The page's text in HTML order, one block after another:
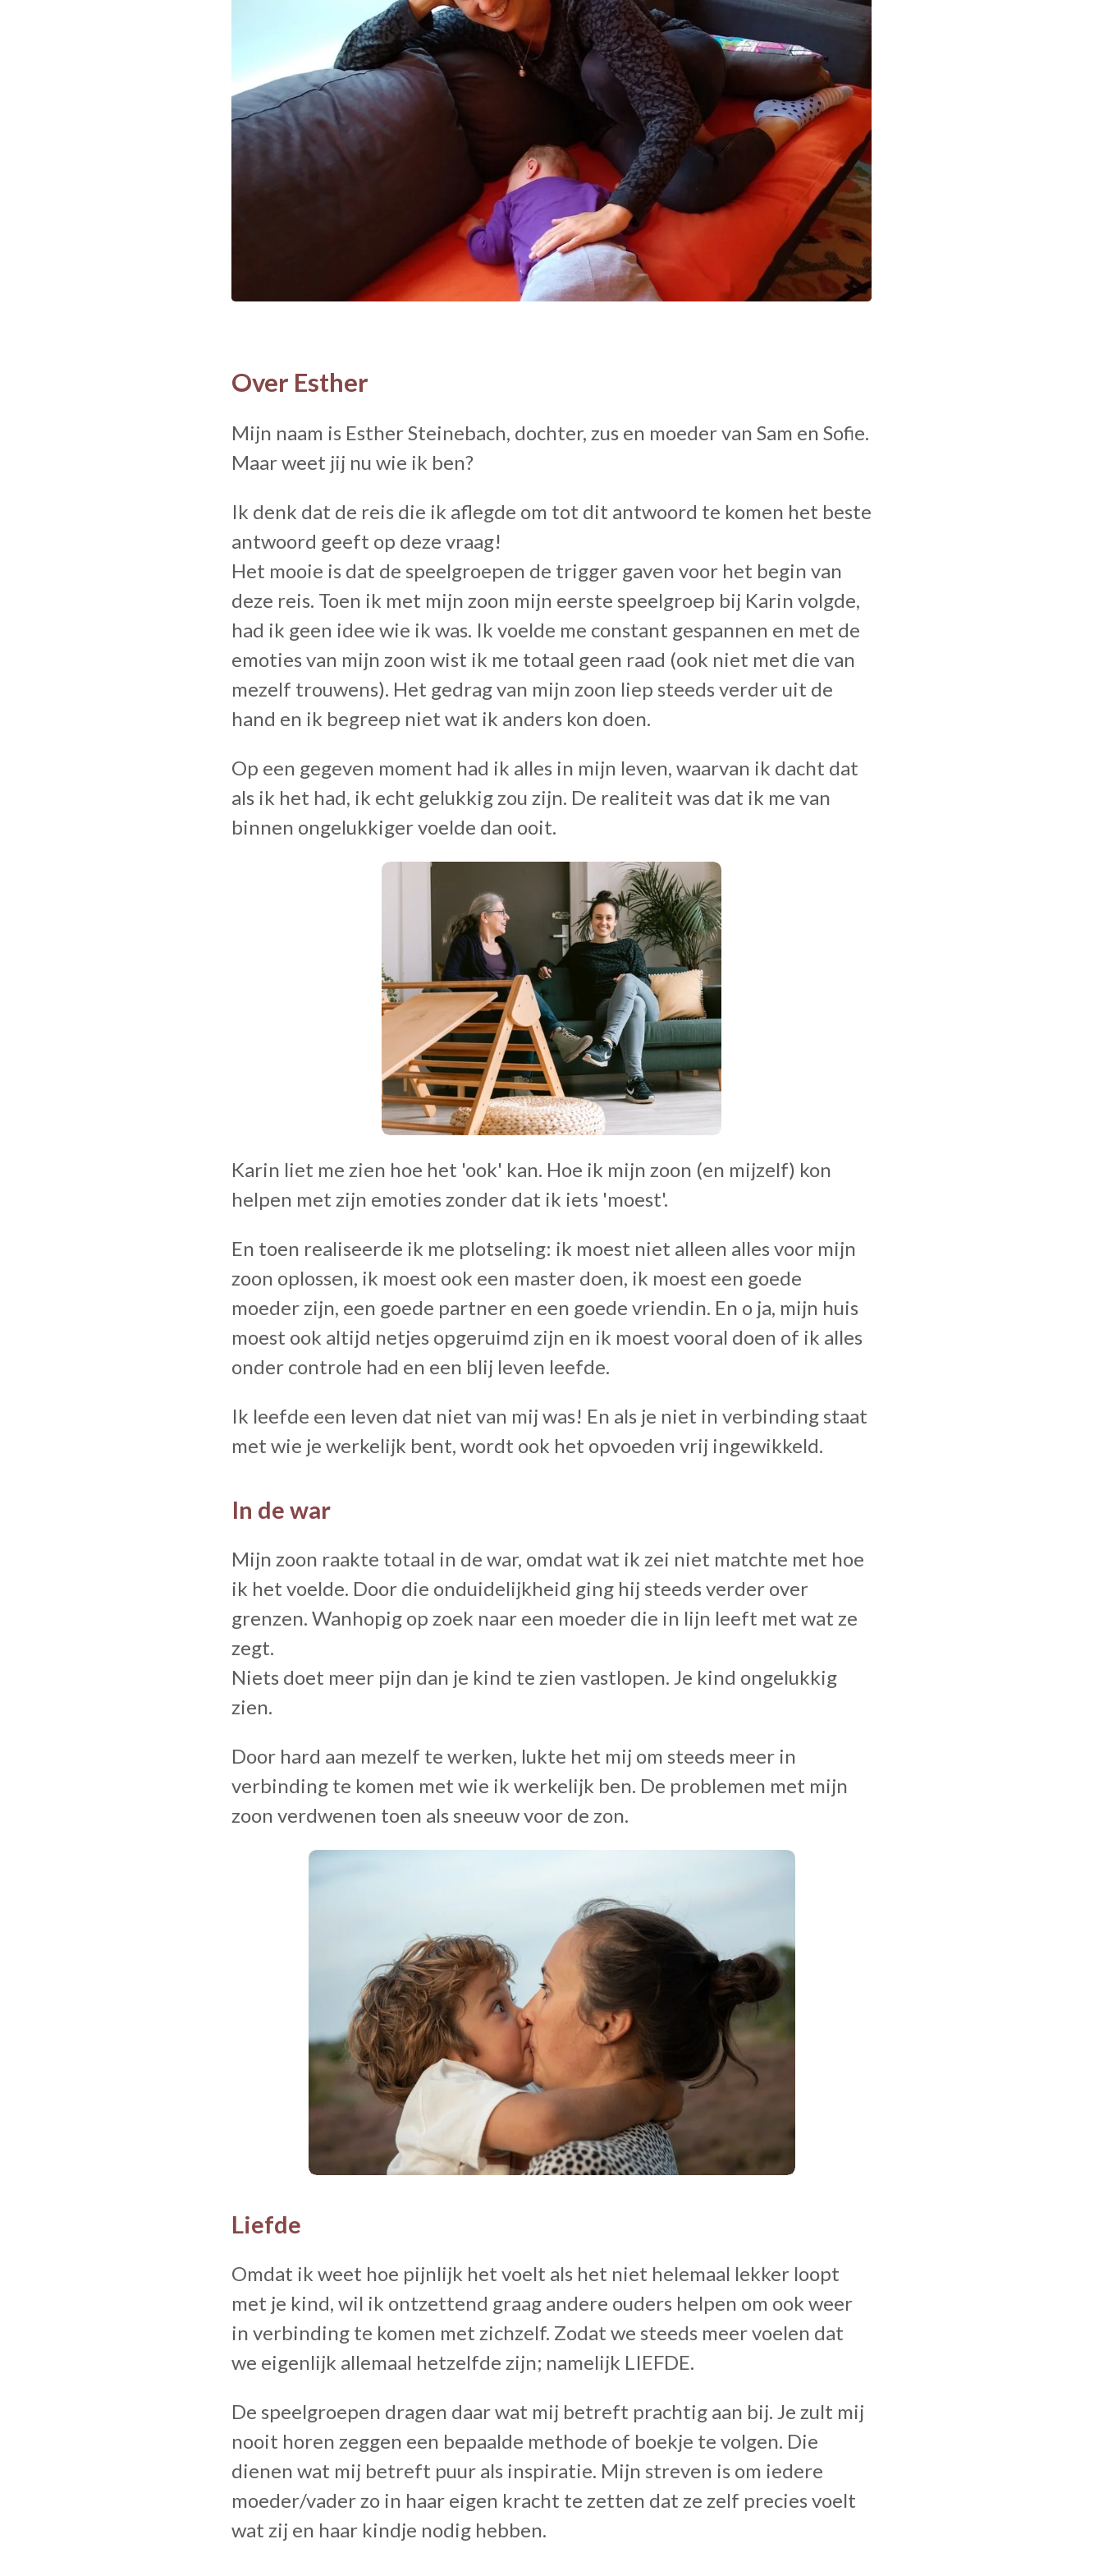
Over Esther
Mijn naam is Esther Steinebach, dochter, zus en moeder van Sam en Sofie.
Maar weet jij nu wie ik ben?
Ik denk dat de reis die ik aflegde om tot dit antwoord te komen het beste
antwoord geeft op deze vraag!
Het mooie is dat de speelgroepen de trigger gaven voor het begin van
deze reis. Toen ik met mijn zoon mijn eerste speelgroep bij Karin volgde,
had ik geen idee wie ik was. Ik voelde me constant gespannen en met de
emoties van mijn zoon wist ik me totaal geen raad (ook niet met die van
mezelf trouwens). Het gedrag van mijn zoon liep steeds verder uit de
hand en ik begreep niet wat ik anders kon doen.
Op een gegeven moment had ik alles in mijn leven, waarvan ik dacht dat
als ik het had, ik echt gelukkig zou zijn. De realiteit was dat ik me van
binnen ongelukkiger voelde dan ooit.
Karin liet me zien hoe het 'ook' kan. Hoe ik mijn zoon (en mijzelf) kon
helpen met zijn emoties zonder dat ik iets 'moest'.
En toen realiseerde ik me plotseling: ik moest niet alleen alles voor mijn
zoon oplossen, ik moest ook een master doen, ik moest een goede
moeder zijn, een goede partner en een goede vriendin. En o ja, mijn huis
moest ook altijd netjes opgeruimd zijn en ik moest vooral doen of ik alles
onder controle had en een blij leven leefde.
Ik leefde een leven dat niet van mij was! En als je niet in verbinding staat
met wie je werkelijk bent, wordt ook het opvoeden vrij ingewikkeld.
In de war
Mijn zoon raakte totaal in de war, omdat wat ik zei niet matchte met hoe
ik het voelde. Door die onduidelijkheid ging hij steeds verder over
grenzen. Wanhopig op zoek naar een moeder die in lijn leeft met wat ze
zegt.
Niets doet meer pijn dan je kind te zien vastlopen. Je kind ongelukkig
zien.
Door hard aan mezelf te werken, lukte het mij om steeds meer in
verbinding te komen met wie ik werkelijk ben. De problemen met mijn
zoon verdwenen toen als sneeuw voor de zon.
Liefde
Omdat ik weet hoe pijnlijk het voelt als het niet helemaal lekker loopt
met je kind, wil ik ontzettend graag andere ouders helpen om ook weer
in verbinding te komen met zichzelf. Zodat we steeds meer voelen dat
we eigenlijk allemaal hetzelfde zijn; namelijk LIEFDE.
De speelgroepen dragen daar wat mij betreft prachtig aan bij. Je zult mij
nooit horen zeggen een bepaalde methode of boekje te volgen. Die
dienen wat mij betreft puur als inspiratie. Mijn streven is om iedere
moeder/vader zo in haar eigen kracht te zetten dat ze zelf precies voelt
wat zij en haar kindje nodig hebben.